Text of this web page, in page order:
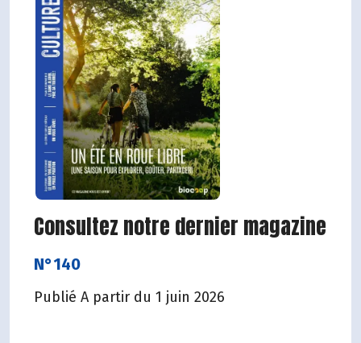
Consultez notre dernier magazine
N°140
Publié A partir du 1 juin 2026